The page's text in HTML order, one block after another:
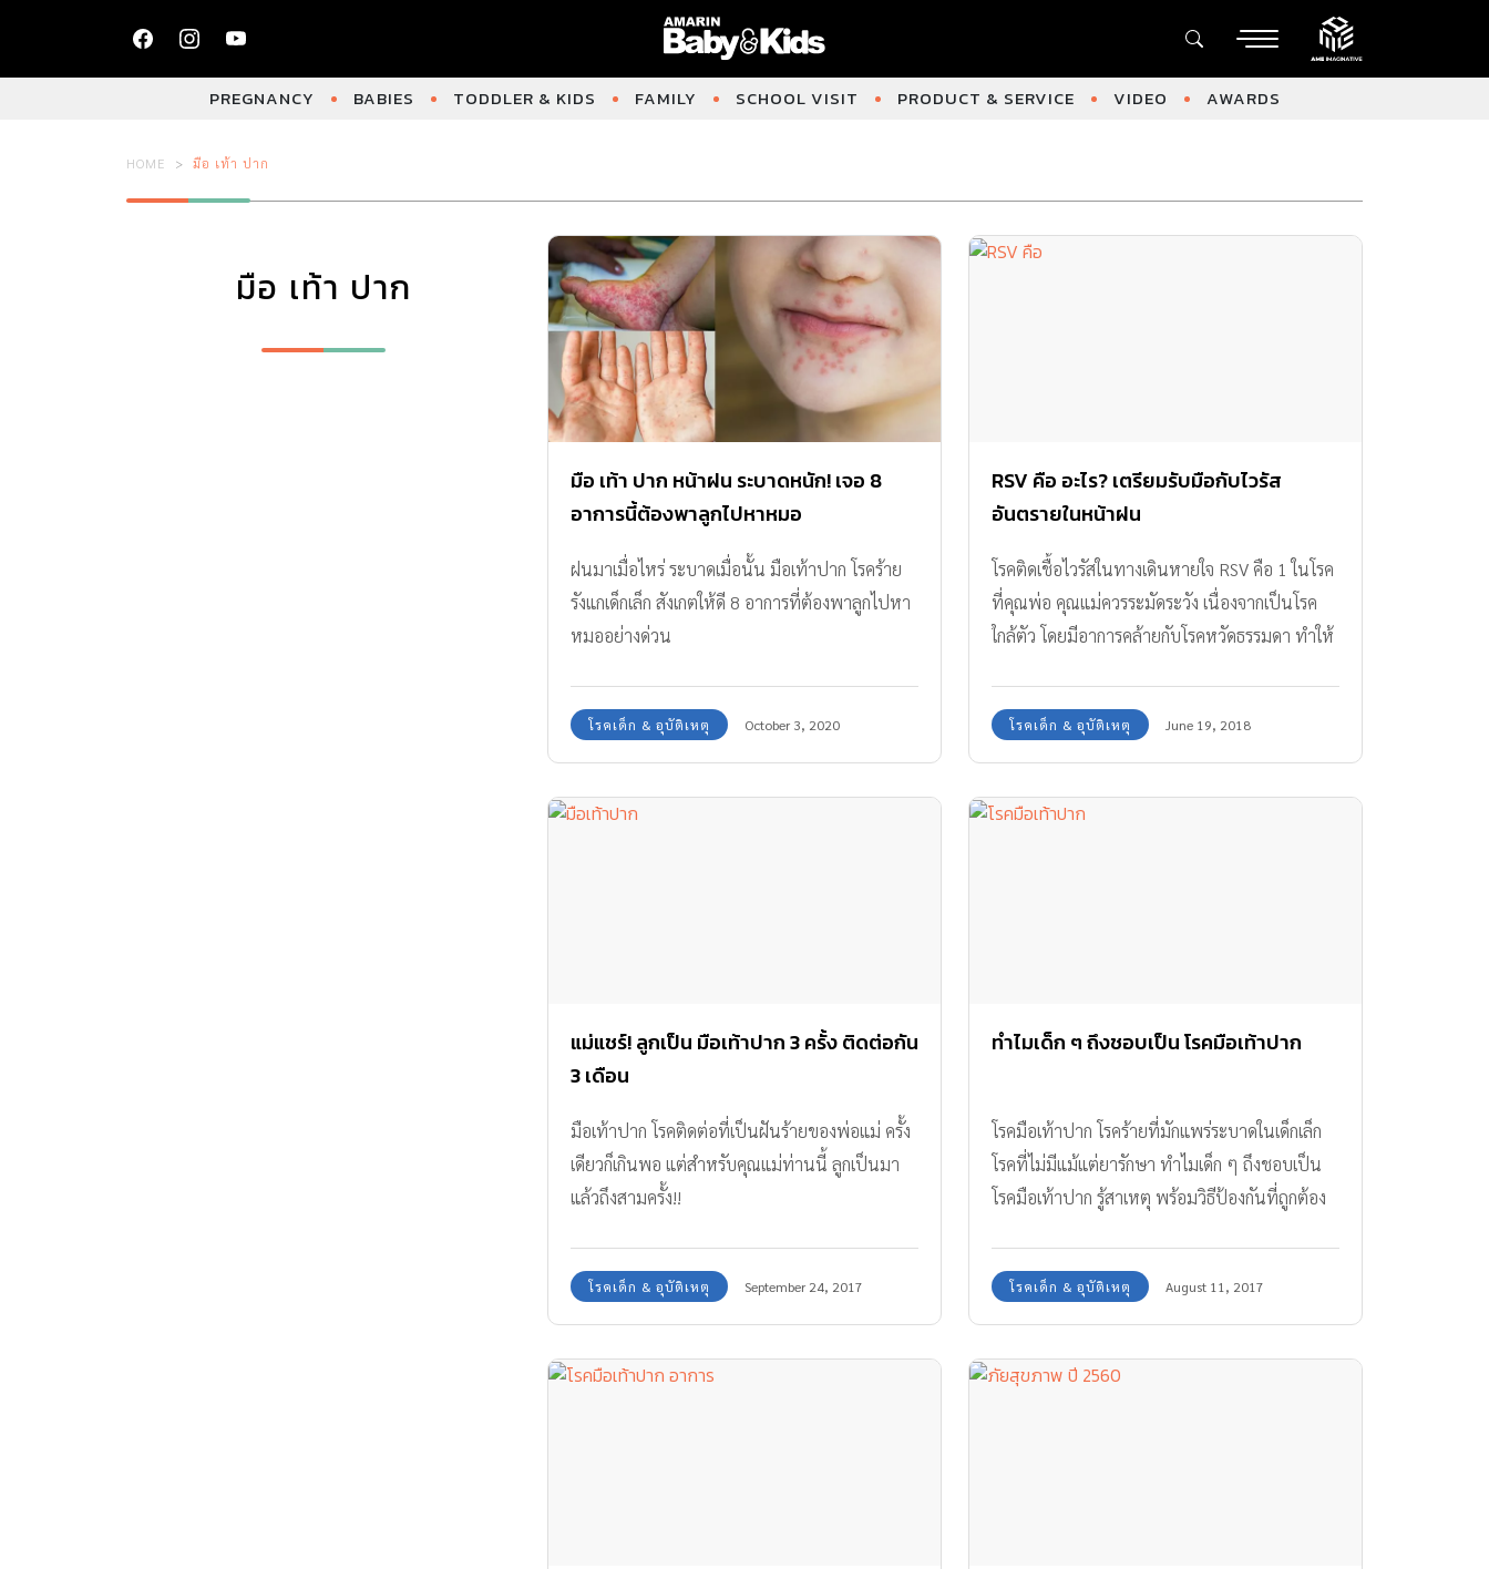
PREGNANCY BABIES TODDLER & KIDS FAMILY SCHOOL VISIT PRODUCT & SERVICE VIDEO AWARDS
HOME มือ เท้า ปาก
มือ เท้า ปาก
มือ เท้า ปาก หน้าฝน ระบาดหนัก! เจอ 8
อาการนี้ต้องพาลูกไปหาหมอ
ฝนมาเมื่อไหร่ ระบาดเมื่อนั้น มือเท้าปาก โรคร้าย
รังแกเด็กเล็ก สังเกตให้ดี 8 อาการที่ต้องพาลูกไปหา
หมออย่างด่วน
โรคเด็ก & อุบัติเหตุ October 3, 2020
RSV คือ อะไร? เตรียมรับมือกับไวรัส
อันตรายในหน้าฝน
โรคติดเชื้อไวรัสในทางเดินหายใจ RSV คือ 1 ในโรค
ที่คุณพ่อ คุณแม่ควรระมัดระวัง เนื่องจากเป็นโรค
ใกล้ตัว โดยมีอาการคล้ายกับโรคหวัดธรรมดา ทำให้
โรคเด็ก & อุบัติเหตุ June 19, 2018
แม่แชร์! ลูกเป็น มือเท้าปาก 3 ครั้ง ติดต่อกัน
3 เดือน
มือเท้าปาก โรคติดต่อที่เป็นฝันร้ายของพ่อแม่ ครั้ง
เดียวก็เกินพอ แต่สำหรับคุณแม่ท่านนี้ ลูกเป็นมา
แล้วถึงสามครั้ง!!
โรคเด็ก & อุบัติเหตุ September 24, 2017
ทำไมเด็ก ๆ ถึงชอบเป็น โรคมือเท้าปาก
โรคมือเท้าปาก โรคร้ายที่มักแพร่ระบาดในเด็กเล็ก
โรคที่ไม่มีแม้แต่ยารักษา ทำไมเด็ก ๆ ถึงชอบเป็น
โรคมือเท้าปาก รู้สาเหตุ พร้อมวิธีป้องกันที่ถูกต้อง
โรคเด็ก & อุบัติเหตุ August 11, 2017